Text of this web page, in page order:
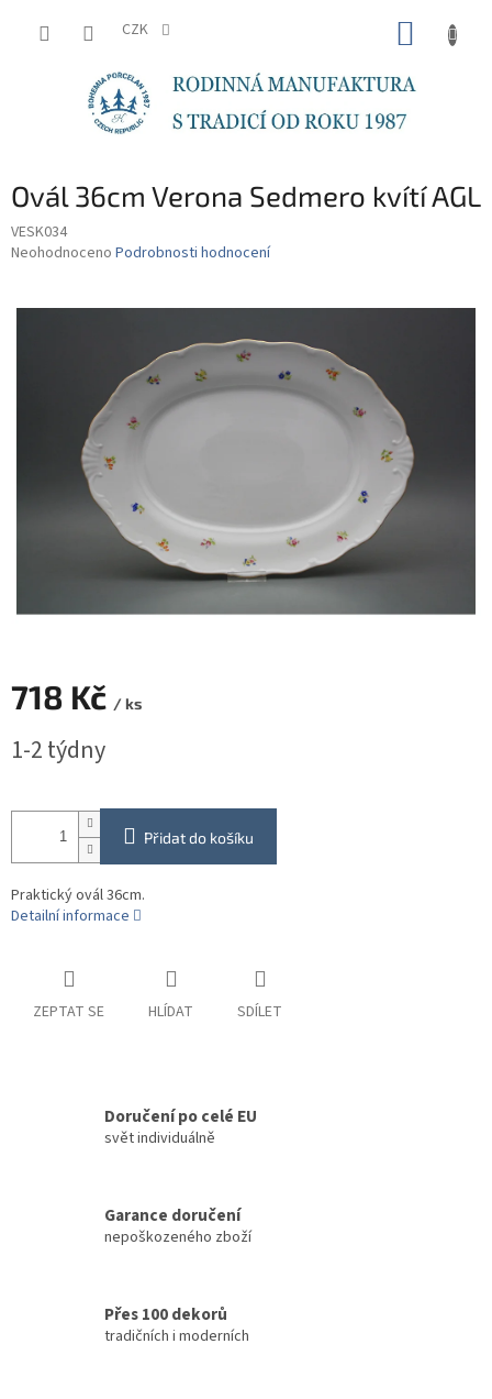
CZK
Ovál 36cm Verona Sedmero kvítí AGL
VESK034
Průměrné
je
Neohodnoceno Podrobnosti hodnocení
718 Kč / ks
cena:
1-2 týdny
Přidat do košíku
Praktický ovál 36cm.
Detailní informace
ZEPTAT SE HLÍDAT SDÍLET
Doručení po celé EU
svět individuálně
Garance doručení
nepoškozeného zboží
Přes 100 dekorů
tradičních i moderních